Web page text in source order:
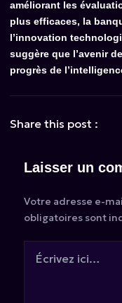
améliorant les
plus efficaces, la
l’innovation
suggère que l’avenir
progrès de
Share this post :
Laisser un
Votre adresse e-
obligatoires sont
ici…